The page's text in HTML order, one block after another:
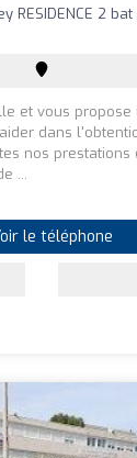
RESIDENCE 2 bat
et vous propose
dans
nos
...
le téléphone